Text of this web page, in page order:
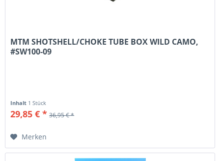
MTM SHOTSHELL/CHOKE TUBE BOX WILD CAMO,
#SW100-09
Inhalt 1 Stück
29,85 € * 36,95 € *
Merken